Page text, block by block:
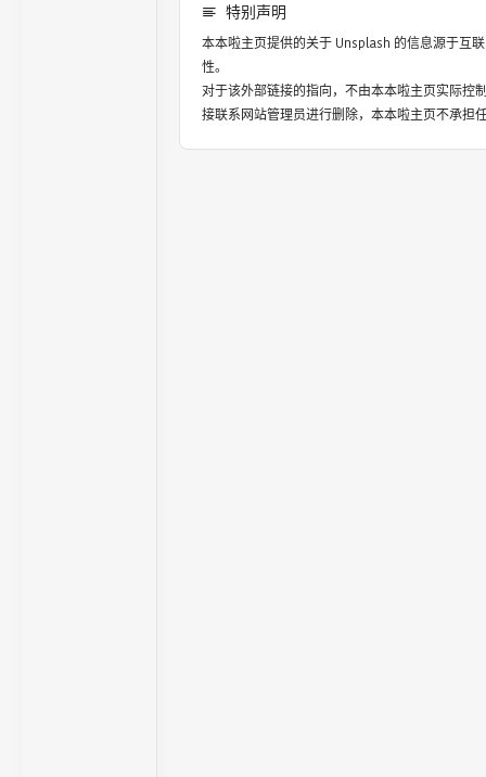
特别声明
本本啦主页提供的关于 Unsplash 的信息源于互
性。
对于该外部链接的指向，不由本本啦主页实际控
接联系网站管理员进行删除，本本啦主页不承担